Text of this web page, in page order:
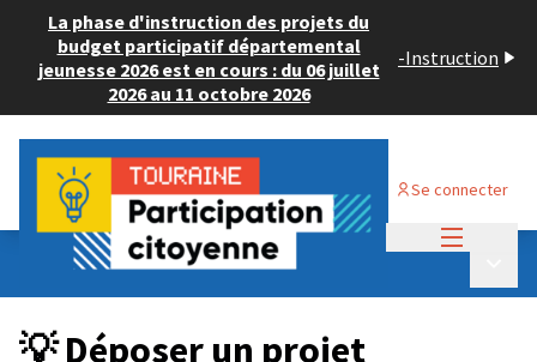
La phase d'instruction des projets du
budget participatif départemental
jeunesse 2026 est en cours : du 06 juillet
2026 au 11 octobre 2026
-Instruction
Se connecter
Budget Participatif ADULTE 2024
💡 Déposer un projet
💡 Déposer un projet